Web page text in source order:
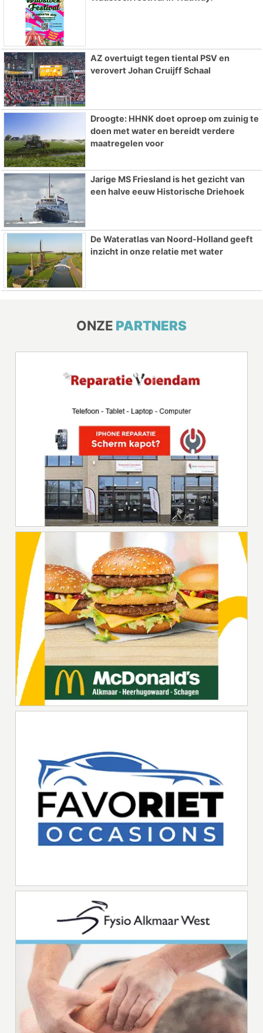
AZ overtuigt tegen tiental PSV en
verovert Johan Cruijff Schaal
Droogte: HHNK doet oproep om zuinig te
doen met water en bereidt verdere
maatregelen voor
Jarige MS Friesland is het gezicht van
een halve eeuw Historische Driehoek
De Wateratlas van Noord-Holland geeft
inzicht in onze relatie met water
ONZE PARTNERS